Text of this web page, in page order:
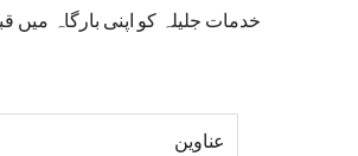
خدمات جلیلہ کو اپنی بارگاہ
عناوین